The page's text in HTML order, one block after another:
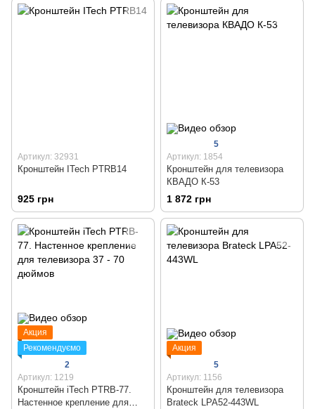
Артикул: 32931
Кронштейн ITech PTRB14
925 грн
5
Артикул: 1854
Кронштейн для телевизора
КВАДО К-53
1 872 грн
Акция
Рекомендуємо
2
Артикул: 1219
Кронштейн iTech PTRB-77.
Настенное крепление для
Акция
5
Артикул: 1156
Кронштейн для телевизора
Brateck LPA52-443WL